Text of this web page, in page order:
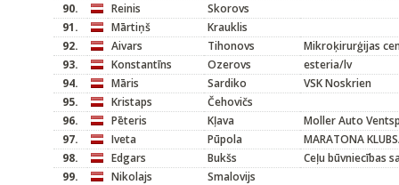
90.
Reinis
Skorovs
91.
Mārtiņš
Krauklis
92.
Aivars Tihonovs
Mikroķirurģijas
93.
Konstantīns Ozerovs
esteria/lv
94.
Māris Sardiko
VSK Noskrien
95.
Kristaps
Čehovičs
96.
Pēteris Kļava
Moller Auto
97.
Iveta Pūpola
MARATONA
98.
Edgars Bukšs
Ceļu būvniecības
99.
Nikolajs
Smalovijs